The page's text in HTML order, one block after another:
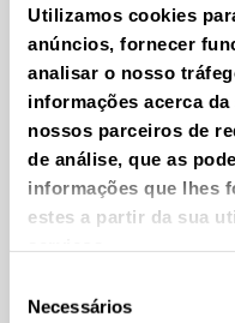
Utilizamos cookies
anúncios, fornecer
analisar o nosso
informações acerca
nossos parceiros de
de análise, que as
informações que lhes
estes a partir da sua
deNecessários
TANA Shark
TANA
Leia a matéria